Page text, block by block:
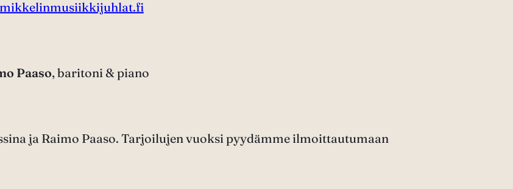
Paaso, baritoni & piano
ja Raimo Paaso. Tarjoilujen vuoksi pyydämme ilmoittautumaan